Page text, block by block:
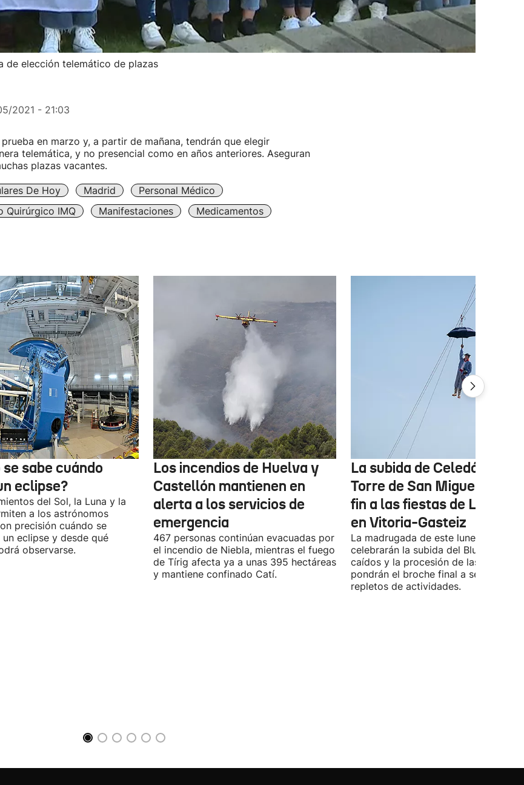
de elección telemático de plazas
2021 - 21:03
en marzo y, a partir de mañana, tendrán que elegir
telemática, y no presencial como en años anteriores. Aseguran
plazas vacantes.
De Hoy Madrid
Personal Médico
Quirúrgico IMQ
Manifestaciones Medicamentos
se sabe cuándo
eclipse?
del Sol, la Luna y la
a los astrónomos
precisión cuándo se
eclipse y desde qué
observarse.
Los incendios de Huelva y
Castellón mantienen en
alerta a los servicios de
emergencia
467 personas continúan evacuadas por
el incendio de Niebla, mientras el fuego
de Tírig afecta ya a unas 395 hectáreas
y mantiene confinado Catí.
La subida de Celedón a la
Torre de San Miguel
fin a las fiestas de La
en Vitoria-Gasteiz
La madrugada de este lunes también
celebrarán la subida del Blusa y
caídos y la procesión de las velas,
pondrán el broche final a seis días
repletos de actividades.